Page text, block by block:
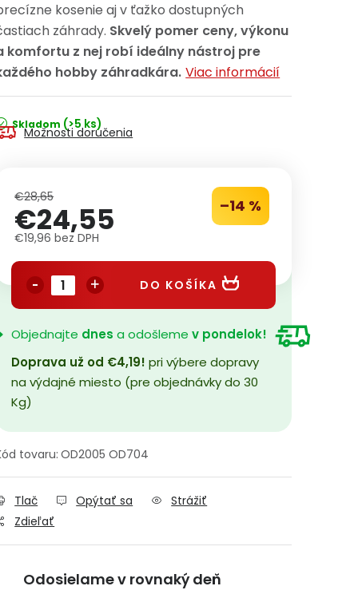
kosenie aj v ťažko dostupných
záhrady. Skvelý pomer ceny, výkonu
komfortu z nej robí ideálny nástroj pre
hobby záhradkára. Viac informácií
Skladom (>5 ks)
Možnosti doručenia
€28,65 –14 %
€24,55
€19,96 bez DPH
DO KOŠÍKA
Objednajte dnes a odošlemev pondelok!
Doprava už od €4,19! pri výbere dopravy
na výdajné miesto (pre objednávky do 30
Kg)
tovaru: OD2005 OD704
Tlač Opýtať sa
Strážiť
Zdieľať
Odosielame v rovnaký deň